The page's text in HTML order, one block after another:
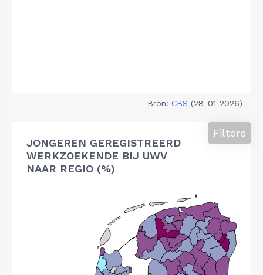
Bron: CBS (28-01-2026)
JONGEREN GEREGISTREERD
WERKZOEKENDE BIJ UWV
NAAR REGIO (%)
Filters